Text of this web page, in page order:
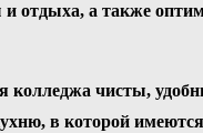
и отдыха, а также
колледжа чисты,
в которой